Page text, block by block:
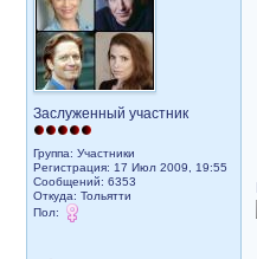
Заслуженный участник
Группа: Участники
Регистрация: 17 Июл 2009, 19:55
Сообщений: 6353
Откуда: Тольятти
Пол: